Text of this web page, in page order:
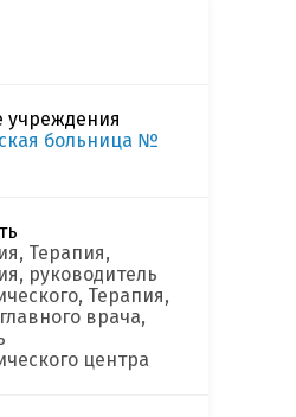
учреждения
больница №
Терапия,
руководитель
Терапия,
врача,
центра